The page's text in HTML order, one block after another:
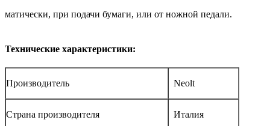
матически, при подачи бумаги, или от ножной педали.
Технические характеристики:
Производитель Neolt
Страна производителя Италия